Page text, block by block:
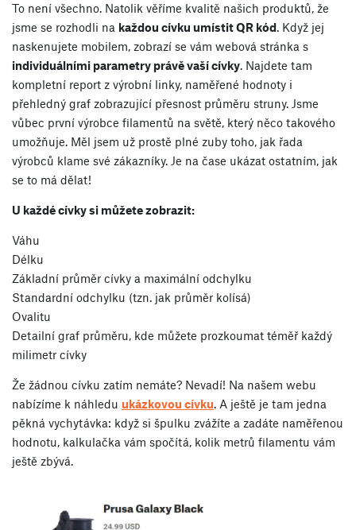
To není všechno. Natolik věříme kvalitě našich produktů, že
jsme se rozhodli na každou cívku umístit QR kód. Když jej
naskenujete mobilem, zobrazí se vám webová stránka s
individuálními parametry právě vaší cívky. Najdete tam
kompletní report z výrobní linky, naměřené hodnoty i
přehledný graf zobrazující přesnost průměru struny. Jsme
vůbec první výrobce filamentů na světě, který něco takového
umožňuje. Měl jsem už prostě plné zuby toho, jak řada
výrobců klame své zákazníky. Je na čase ukázat ostatním, jak
se to má dělat!
U každé cívky si můžete zobrazit:
Váhu
Délku
Základní průměr cívky a maximální odchylku
Standardní odchylku (tzn. jak průměr kolísá)
Ovalitu
Detailní graf průměru, kde můžete prozkoumat téměř každý
milimetr cívky
Že žádnou cívku zatím nemáte? Nevadí! Na našem webu
nabízíme k náhledu ukázkovou cívku. A ještě je tam jedna
pěkná vychytávka: když si špulku zvážíte a zadáte naměřenou
hodnotu, kalkulačka vám spočítá, kolik metrů filamentu vám
ještě zbývá.